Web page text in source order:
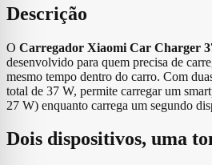
Descrição
O Carregador Xiaomi Car Charger
desenvolvido para quem precisa de
mesmo tempo dentro do carro. Com
total de 37 W, permite carregar um
27 W) enquanto carrega um segundo
Dois dispositivos, uma